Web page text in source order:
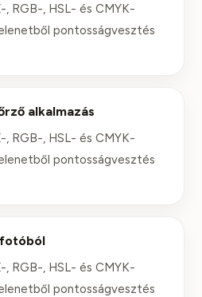
RGB-, HSL- és CMYK-
pontosságvesztés
alkalmazás
RGB-, HSL- és CMYK-
pontosságvesztés
RGB-, HSL- és CMYK-
pontosságvesztés